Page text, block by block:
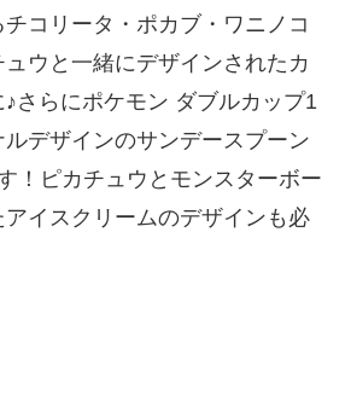
コリータ・ポカブ・ワニノコ
ウと一緒にデザインされたカ
さらにポケモン ダブルカップ1
デザインのサンデースプーン
！ピカチュウとモンスターボー
イスクリームのデザインも必